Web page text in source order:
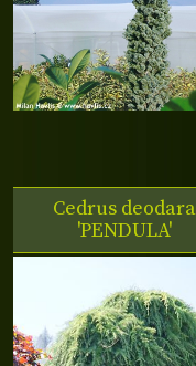
Cedrus deodara
'PENDULA'